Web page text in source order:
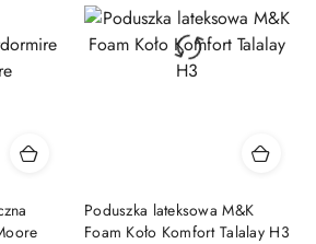
Poduszka lateksowa M&K
Foam Koło Komfort Talalay H3